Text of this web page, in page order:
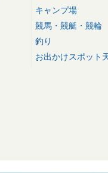
キャンプ場
競馬・競艇・競輪
釣り
お出かけスポット